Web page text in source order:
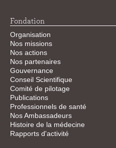
Fondation
Organisation
Nos missions
Nos actions
Nos partenaires
Gouvernance
Conseil Scientifique
Comité de pilotage
Publications
Professionnels de santé
Nos Ambassadeurs
Histoire de la médecine
Rapports d'activité